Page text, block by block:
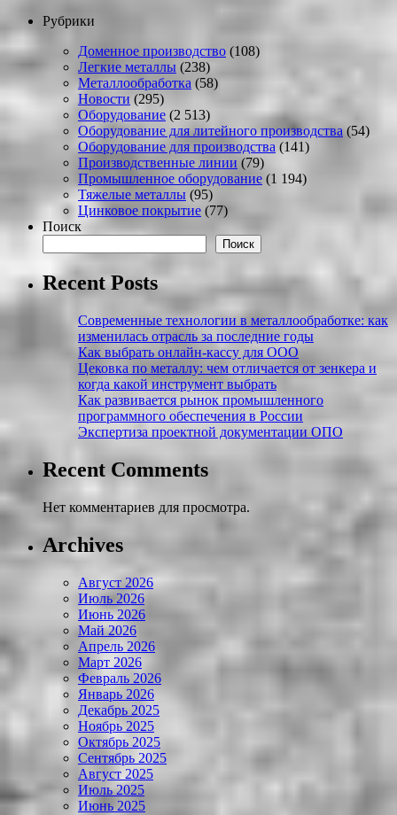
Рубрики
Доменное производство (108)
Легкие металлы (238)
Металлообработка (58)
Новости (295)
Оборудование (2 513)
Оборудование для литейного производства (54)
Оборудование для производства (141)
Производственные линии (79)
Промышленное оборудование (1 194)
Тяжелые металлы (95)
Цинковое покрытие (77)
Поиск
Поиск
Recent Posts
Современные технологии в металлообработке: как
изменилась отрасль за последние годы
Как выбрать онлайн-кассу для ООО
Цековка по металлу: чем отличается от зенкера и
когда какой инструмент выбрать
Как развивается рынок промышленного
программного обеспечения в России
Экспертиза проектной документации ОПО
Recent Comments
Нет комментариев для просмотра.
Archives
Август 2026
Июль 2026
Июнь 2026
Май 2026
Апрель 2026
Март 2026
Февраль 2026
Январь 2026
Декабрь 2025
Ноябрь 2025
Октябрь 2025
Сентябрь 2025
Август 2025
Июль 2025
Июнь 2025